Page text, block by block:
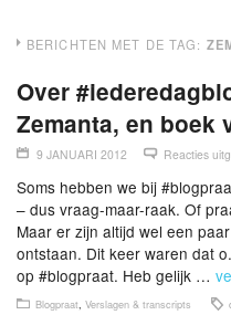
BERICHTEN MET DE TAG:
Over
Zemanta, en boek
9 JANUARI 2012 Reacties
Soms hebben we bij
– dus vraag-maar-raak. Of
Maar er zijn altijd wel een
ontstaan. Dit keer waren dat
op #blogpraat. Heb gelijk …
Blogpraat, Verslagen & transcripts